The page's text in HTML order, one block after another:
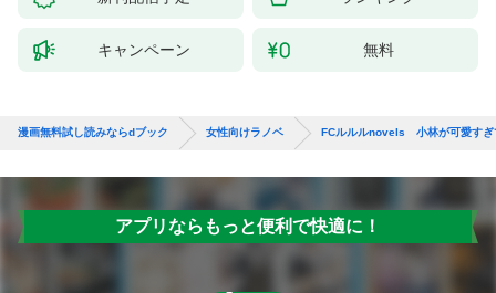
キャンペーン 無料
漫画無料試し読みならdブック 女性向けラノベ FCルルルnovels 小林が可愛すぎ
アプリならもっと便利で快適に！